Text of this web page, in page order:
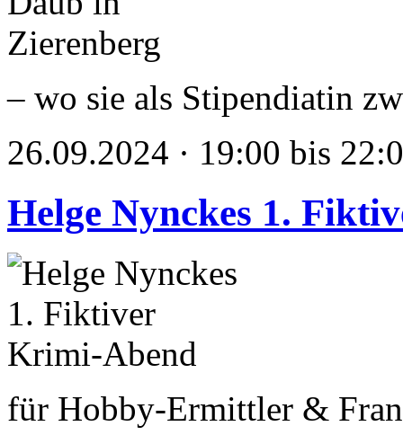
– wo sie als Stipendiatin
26.09.2024 · 19:00 bis
Helge Nynckes 1.
für Hobby-Ermittler &